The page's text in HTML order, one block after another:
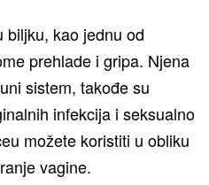
biljku, kao jednu od
prehlade i gripa. Njena
sistem, takođe su
infekcija i seksualno
možete koristiti u obliku
vagine.